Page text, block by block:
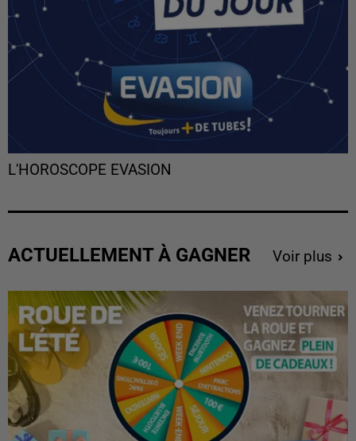
L'HOROSCOPE EVASION
ACTUELLEMENT À GAGNER Voir plus